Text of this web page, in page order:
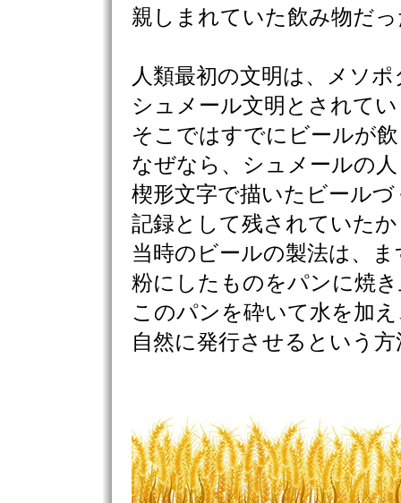
親しまれていた飲み物だ
人類最初の文明は、メソ
シュメール文明とされて
そこではすでにビールが
なぜなら、シュメールの
楔形文字で描いたビール
記録として残されていた
当時のビールの製法は、
粉にしたものをパンに焼
このパンを砕いて水を加え
自然に発行させるという